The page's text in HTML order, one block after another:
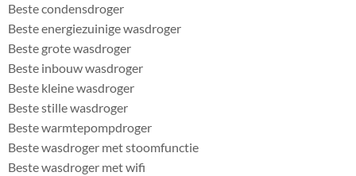
Beste condensdroger
Beste energiezuinige wasdroger
Beste grote wasdroger
Beste inbouw wasdroger
Beste kleine wasdroger
Beste stille wasdroger
Beste warmtepompdroger
Beste wasdroger met stoomfunctie
Beste wasdroger met wifi